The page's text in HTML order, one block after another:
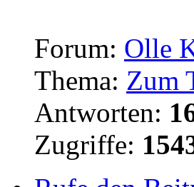
Forum: Olle
Thema: Zum
Antworten:
Zugriffe: